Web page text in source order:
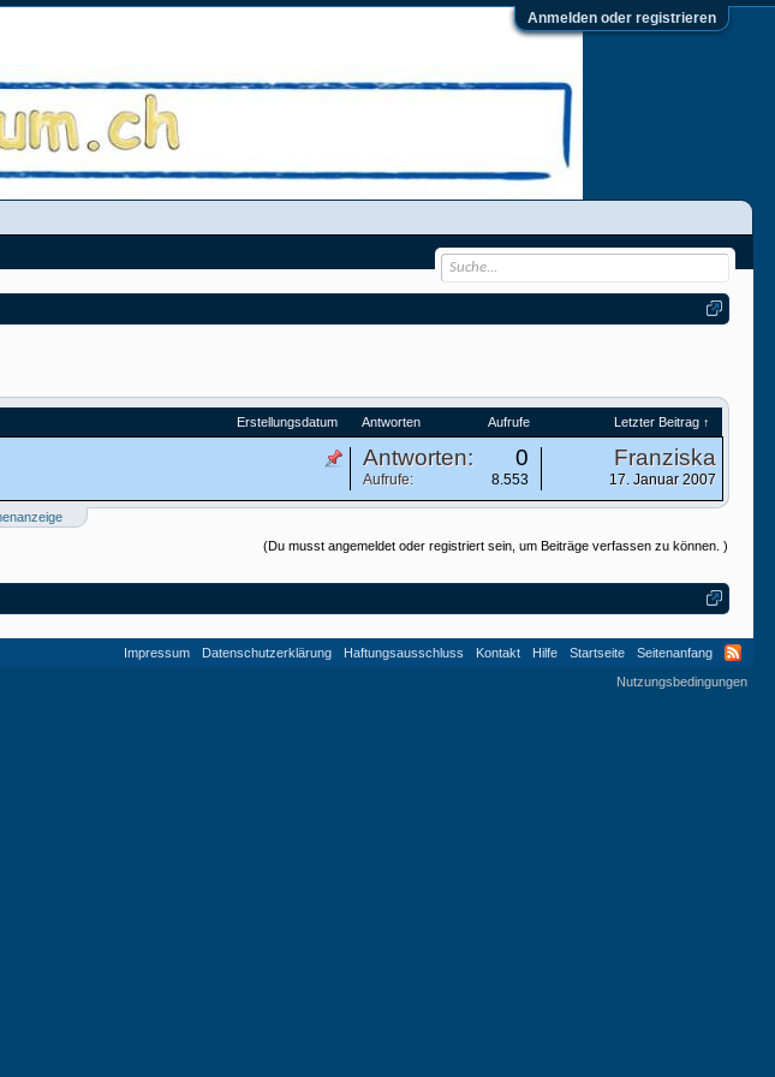
Anmelden oder registrieren
Erstellungsdatum Antworten Aufrufe Letzter Beitrag ↑
Antworten: 0
Aufrufe: 8.553
Franziska
17. Januar 2007
(Du musst angemeldet oder registriert sein, um Beiträge verfassen zu können. )
Impressum Datenschutzerklärung Haftungsausschluss Kontakt Hilfe Startseite
Seitenanfang
Nutzungsbedingungen